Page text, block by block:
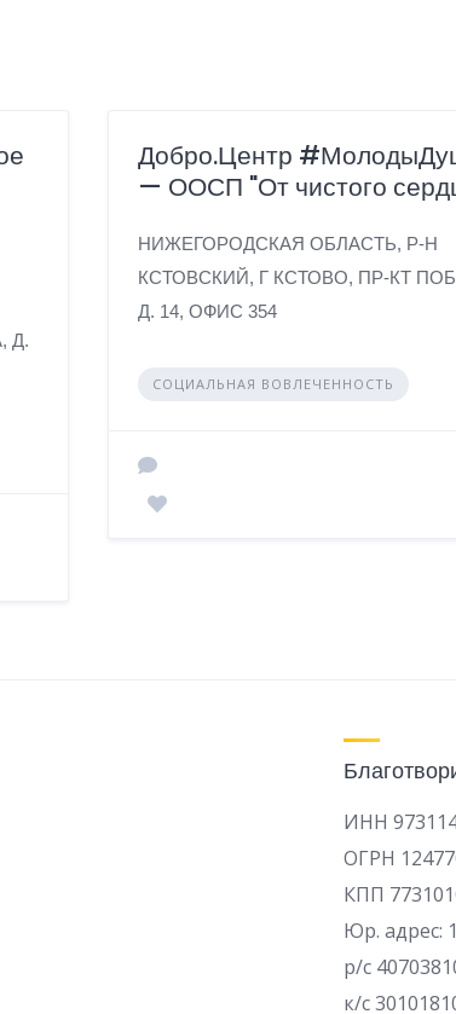
Д.
Добро.Центр
— ООСП "От чистого
НИЖЕГОРОДСКАЯ ОБЛАСТЬ, Р-Н
КСТОВСКИЙ, Г КСТОВО, ПР-КТ
Д. 14, ОФИС 354
СОЦИАЛЬНАЯ ВОВЛЕЧЕННОСТЬ
ИНН
ОГРН
КПП
Юр. адрес:
р/c
к/с